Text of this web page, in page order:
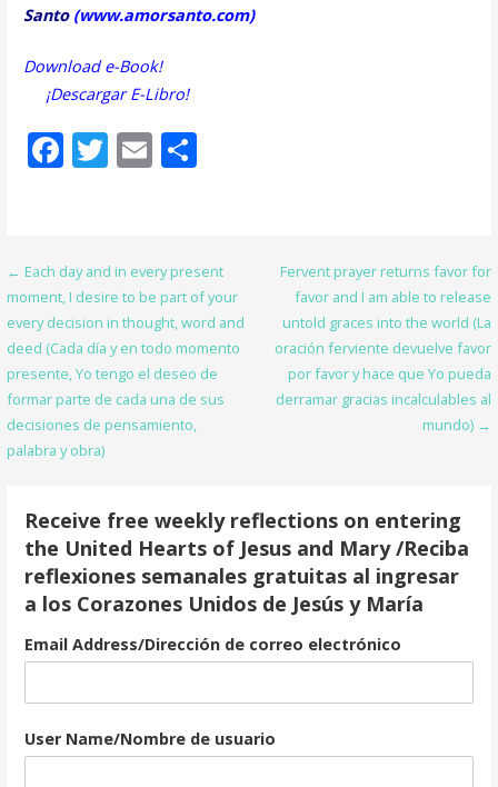
Santo (www.amorsanto.com)
Download e-Book!
¡Descargar E-Libro!
F
b
o
o
k
T
er
E
l
S
e
Post
navigation
← Each day and in every present
moment, I desire to be part of your
every decision in thought, word and
deed (Cada día y en todo momento
presente, Yo tengo el deseo de
formar parte de cada una de sus
decisiones de pensamiento,
palabra y obra)
Fervent prayer returns favor for
favor and I am able to release
untold graces into the world (La
oración ferviente devuelve favor
por favor y hace que Yo pueda
derramar gracias incalculables al
mundo) →
Receive free weekly reflections on entering
the United Hearts of Jesus and Mary /Reciba
reflexiones semanales gratuitas al ingresar
a los Corazones Unidos de Jesús y María
Email Address/Dirección de correo electrónico
User Name/Nombre de usuario